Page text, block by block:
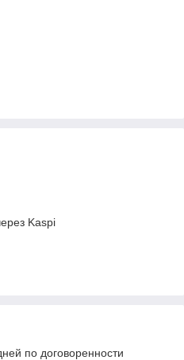
Kaspi
по договоренности